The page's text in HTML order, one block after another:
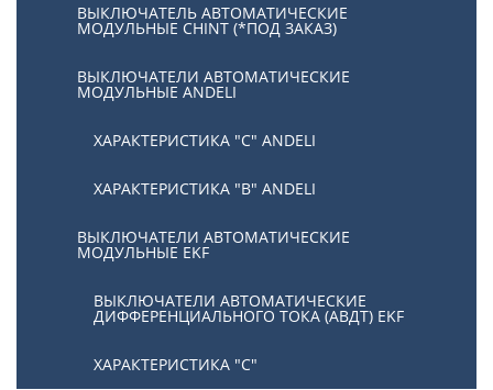
ВЫКЛЮЧАТЕЛЬ АВТОМАТИЧЕСКИЕ
МОДУЛЬНЫЕ CHINT (*ПОД ЗАКАЗ)
ВЫКЛЮЧАТЕЛИ АВТОМАТИЧЕСКИЕ
МОДУЛЬНЫЕ ANDELI
ХАРАКТЕРИСТИКА "C" ANDELI
ХАРАКТЕРИСТИКА "B" ANDELI
ВЫКЛЮЧАТЕЛИ АВТОМАТИЧЕСКИЕ
МОДУЛЬНЫЕ EKF
ВЫКЛЮЧАТЕЛИ АВТОМАТИЧЕСКИЕ
ДИФФЕРЕНЦИАЛЬНОГО ТОКА (АВДТ) EKF
ХАРАКТЕРИСТИКА "С"